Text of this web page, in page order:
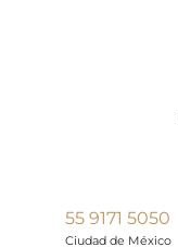
55 9171 5050
Ciudad de México